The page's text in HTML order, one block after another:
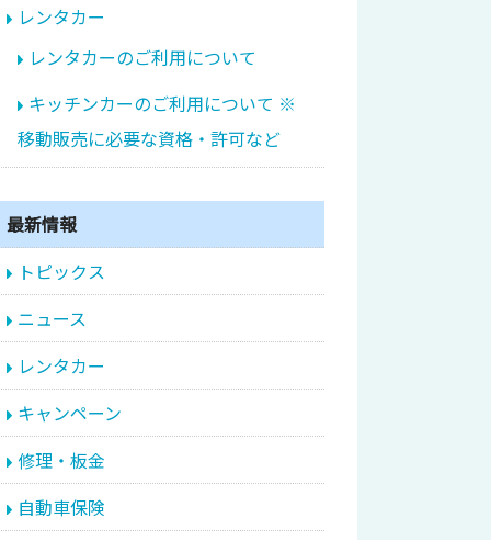
レンタカー
レンタカーのご利用について
キッチンカーのご利用について ※
移動販売に必要な資格・許可など
最新情報
トピックス
ニュース
レンタカー
キャンペーン
修理・板金
自動車保険